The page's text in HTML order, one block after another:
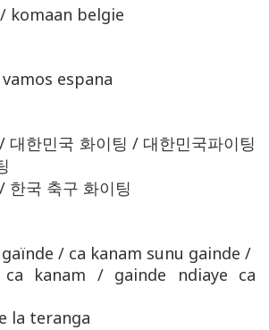
komaan belgie
espana
대한민국 화이팅 / 대한민국파이팅
한국 축구 화이팅
/ ca kanam sunu gainde /
ca kanam / gainde ndiaye ca
la teranga